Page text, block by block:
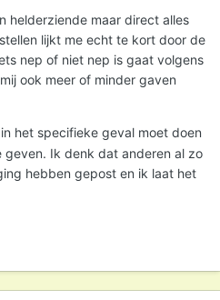
helderziende maar direct alles
lijkt me echt te kort door de
nep of niet nep is gaat volgens
ook meer of minder gaven
in het specifieke geval moet doen
Ik denk dat anderen al zo
hebben gepost en ik laat het